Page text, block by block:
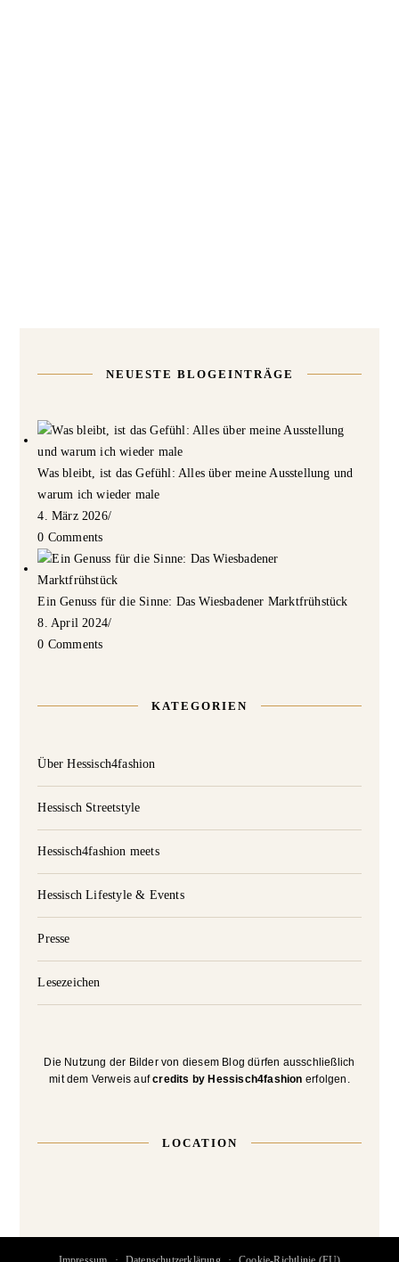
NEUESTE BLOGEINTRÄGE
Was bleibt, ist das Gefühl: Alles über meine Ausstellung und
warum ich wieder male
4. März 2026/
0 Comments
Ein Genuss für die Sinne: Das Wiesbadener Marktfrühstück
8. April 2024/
0 Comments
KATEGORIEN
Über Hessisch4fashion
Hessisch Streetstyle
Hessisch4fashion meets
Hessisch Lifestyle & Events
Presse
Lesezeichen
Die Nutzung der Bilder von diesem Blog dürfen ausschließlich
mit dem Verweis aufcredits by Hessisch4fashion erfolgen.
LOCATION